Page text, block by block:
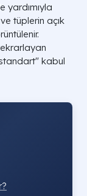
yardımıyla
tüplerin açık
kabul